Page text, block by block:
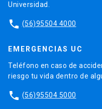
Universidad.
phone (56)95504 4000
EMERGENCIAS UC
Teléfono en caso de
riesgo tu vida dentro de
phone (56)95504 5000